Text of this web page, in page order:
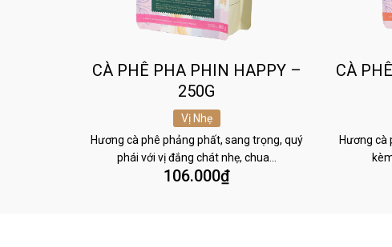
CÀ PHÊ PHA PHIN HAPPY –
250G
Vị Nhẹ
Hương cà phê phảng phất, sang trọng, quý
phái với vị đắng chát nhẹ, chua…
106.000₫
CÀ
Hương cà